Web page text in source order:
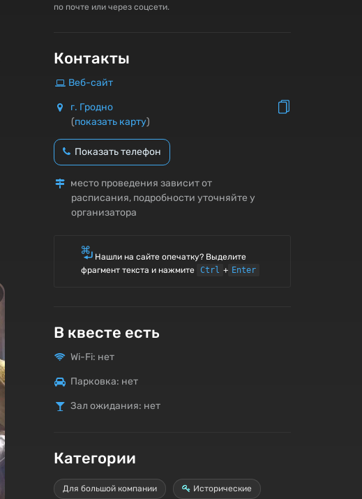
по почте или через соцсети.
Контакты
Веб-сайт
г. Гродно
(показать карту)
Показать телефон
место проведения зависит от
расписания, подробности уточняйте у
организатора
Нашли на сайте опечатку? Выделите
фрагмент текста и нажмите Ctrl + Enter
В квесте есть
Wi-Fi: нет
Парковка: нет
Зал ожидания: нет
Категории
Для большой компании Исторические